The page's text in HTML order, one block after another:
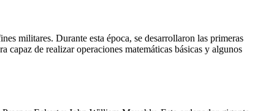
militares. Durante esta época, se desarrollaron las primeras
de realizar operaciones matemáticas básicas y algunos